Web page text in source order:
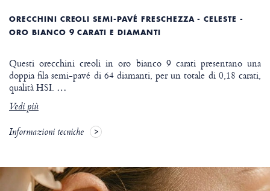
ORECCHINI CREOLI SEMI-PAVÉ FRESCHEZZA - CELESTE -
ORO BIANCO 9 CARATI E DIAMANTI
Questi orecchini creoli in oro bianco 9 carati presentano una
doppia fila semi-pavé di 64 diamanti, per un totale di 0,18 carati,
qualità HSI. …
Vedi più
Informazioni tecniche